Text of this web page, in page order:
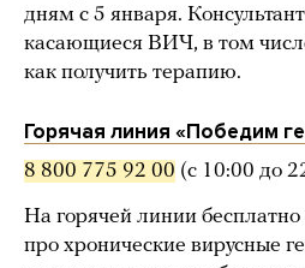
дням с 5 января.
касающиеся ВИЧ, в том
как получить терапию.
Горячая линия «Победим
8 800 775 92 00 (с 10:00 до
На горячей линии
про хронические вирусные